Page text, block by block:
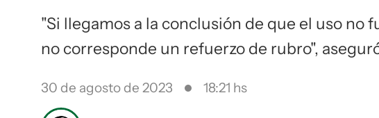
"Si llegamos a la conclusión de que el uso no
no corresponde un refuerzo de rubro",
30 de agosto de 2023 18:21 hs